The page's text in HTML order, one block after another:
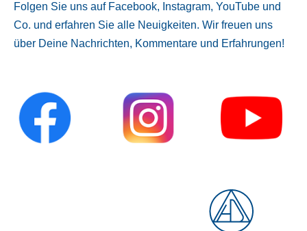
Folgen Sie uns auf Facebook, Instagram, YouTube und
Co. und erfahren Sie alle Neuigkeiten. Wir freuen uns
über Deine Nachrichten, Kommentare und Erfahrungen!